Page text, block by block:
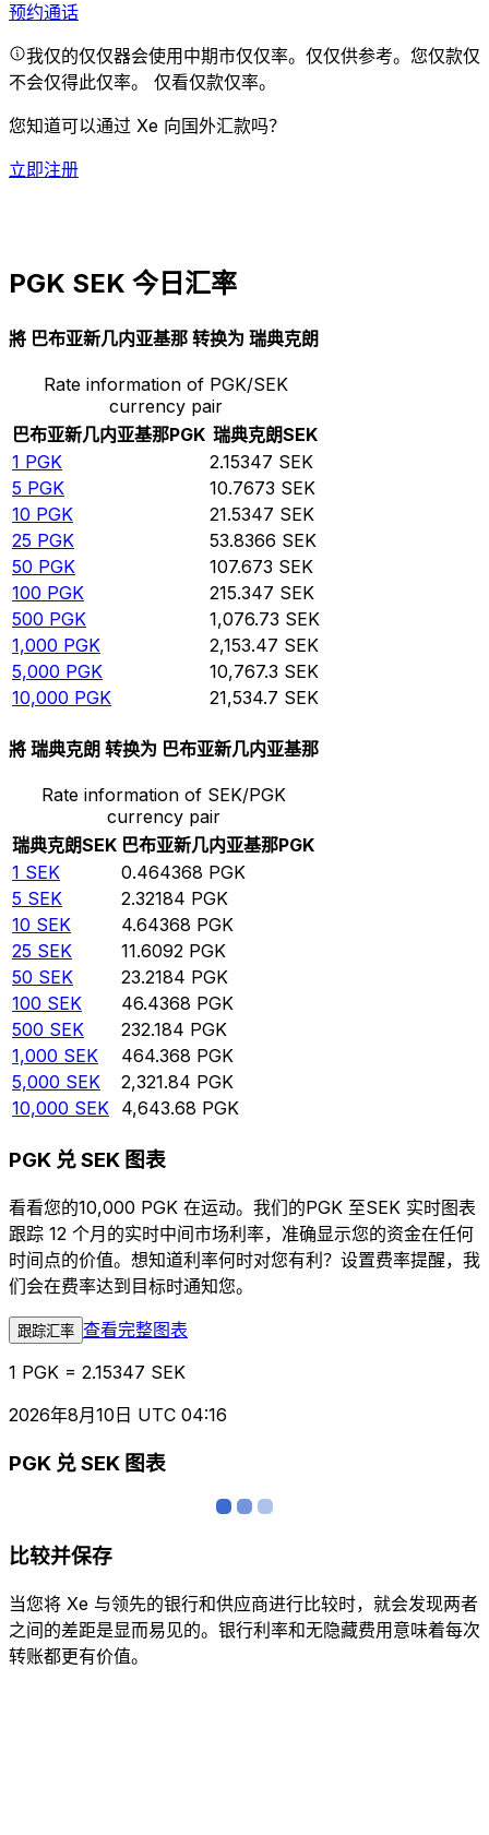
预约通话
我仅的仅仅器会使用中期市仅仅率。仅仅供参考。您仅款仅
不会仅得此仅率。 仅看仅款仅率。
您知道可以通过 Xe 向国外汇款吗？
立即注册
PGK SEK 今日汇率
將 巴布亚新几内亚基那 转换为 瑞典克朗
Rate information of PGK/SEK
currency pair
巴布亚新几内亚基那PGK 瑞典克朗SEK
1 PGK 2.15347 SEK
5 PGK 10.7673 SEK
10 PGK 21.5347 SEK
25 PGK 53.8366 SEK
50 PGK 107.673 SEK
100 PGK 215.347 SEK
500 PGK 1,076.73 SEK
1,000 PGK 2,153.47 SEK
5,000 PGK 10,767.3 SEK
10,000 PGK 21,534.7 SEK
將 瑞典克朗 转换为 巴布亚新几内亚基那
Rate information of SEK/PGK
currency pair
瑞典克朗SEK 巴布亚新几内亚基那PGK
1 SEK 0.464368 PGK
5 SEK 2.32184 PGK
10 SEK 4.64368 PGK
25 SEK 11.6092 PGK
50 SEK 23.2184 PGK
100 SEK 46.4368 PGK
500 SEK 232.184 PGK
1,000 SEK 464.368 PGK
5,000 SEK 2,321.84 PGK
10,000 SEK 4,643.68 PGK
PGK 兑 SEK 图表
看看您的10,000 PGK 在运动。我们的PGK 至SEK 实时图表
跟踪 12 个月的实时中间市场利率，准确显示您的资金在任何
时间点的价值。想知道利率何时对您有利？设置费率提醒，我
们会在费率达到目标时通知您。
跟踪汇率 查看完整图表
1 PGK = 2.15347 SEK
2026年8月10日 UTC 04:16
PGK 兑 SEK 图表
比较并保存
当您将 Xe 与领先的银行和供应商进行比较时，就会发现两者
之间的差距是显而易见的。银行利率和无隐藏费用意味着每次
转账都更有价值。